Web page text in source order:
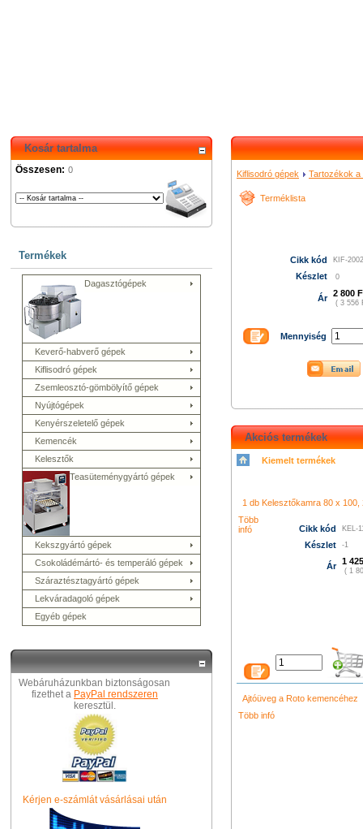
Kosár tartalma
Összesen: 0
Termékek
Dagasztógépek
Keverő-habverő gépek
Kiflisodró gépek
Zsemleosztó-gömbölyítő gépek
Nyújtógépek
Kenyérszeletelő gépek
Kemencék
Kelesztők
Teasüteménygyártó gépek
Kekszgyártó gépek
Csokoládémártó- és temperáló gépek
Száraztésztagyártó gépek
Lekváradagoló gépek
Egyéb gépek
Webáruházunkban biztonságosan
fizethet a PayPal rendszeren
keresztül.
Kérjen e-számlát vásárlásai után
Kiflisodró gépek Tartozékok a
Terméklista
Cikk kód KIF-2002
Készlet 0
Ár 2 800
( 3 556
Mennyiség
Akciós termékek
Kiemelt termékek
ューバランス 574 プラダ バ
ィトン バッグ
トン バッグ
グッチ アウトレ
プラダ 店舗 ニューバラ
クロエ バ
k480 led film light led
1 db Kelesztőkamra 80 x
Több
infó
Cikk kód KEL-
Készlet -1
Ár 1
( 1
Ajtóüveg a Roto kemencéhez
Több infó